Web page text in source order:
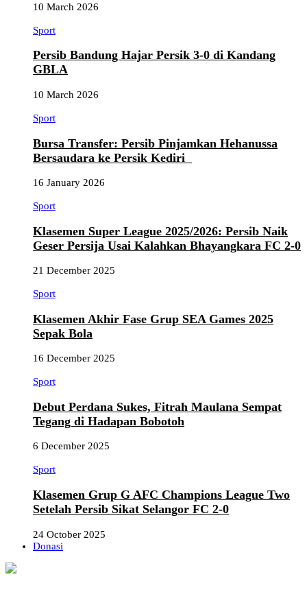
10 March 2026
Sport
Persib Bandung Hajar Persik 3-0 di Kandang
GBLA
10 March 2026
Sport
Bursa Transfer: Persib Pinjamkan Hehanussa
Bersaudara ke Persik Kediri
16 January 2026
Sport
Klasemen Super League 2025/2026: Persib Naik
Geser Persija Usai Kalahkan Bhayangkara FC 2-0
21 December 2025
Sport
Klasemen Akhir Fase Grup SEA Games 2025
Sepak Bola
16 December 2025
Sport
Debut Perdana Sukes, Fitrah Maulana Sempat
Tegang di Hadapan Bobotoh
6 December 2025
Sport
Klasemen Grup G AFC Champions League Two
Setelah Persib Sikat Selangor FC 2-0
24 October 2025
Donasi